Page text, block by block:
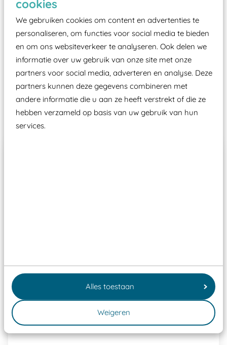
cookies
We gebruiken cookies om content en advertenties te
personaliseren, om functies voor social media te bieden
en om ons websiteverkeer te analyseren. Ook delen we
informatie over uw gebruik van onze site met onze
partners voor social media, adverteren en analyse. Deze
partners kunnen deze gegevens combineren met
andere informatie die u aan ze heeft verstrekt of die ze
hebben verzameld op basis van uw gebruik van hun
services.
Alles toestaan
Weigeren
moet zijn van een typekeuring, -plaatje en
certificering, uitgegeven door een Nederlands
aangewezen keuringsinstantie?
Wij ook speeltoestellen kunnen laten keuren zodat
ze toch binnen het Warenwetbesluit Attractie- en
Speeltoestellen vallen?
Past er goed bij